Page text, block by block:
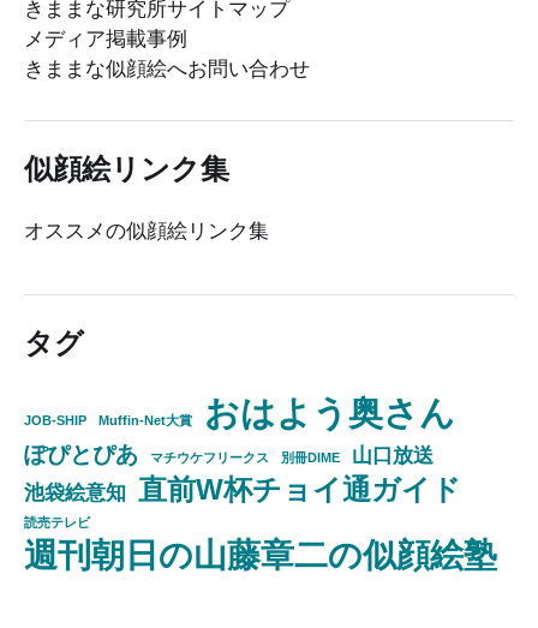
きままな研究所サイトマップ
メディア掲載事例
きままな似顔絵へお問い合わせ
似顔絵リンク集
オススメの似顔絵リンク集
タグ
JOB-SHIP Muffin-Net大賞 おはよう奥さん
ぽぴとぴあ マチウケフリークス 別冊DIME
山口放送
池袋絵意知 直前W杯チョイ通ガイド
読売テレビ
週刊朝日の山藤章二の似顔絵塾